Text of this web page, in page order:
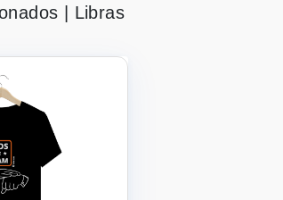
| Libras